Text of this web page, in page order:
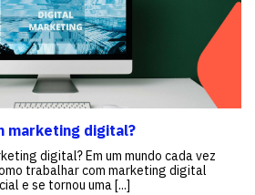
marketing digital?
digital? Em um mundo cada vez
trabalhar com marketing digital
e se tornou uma [...]